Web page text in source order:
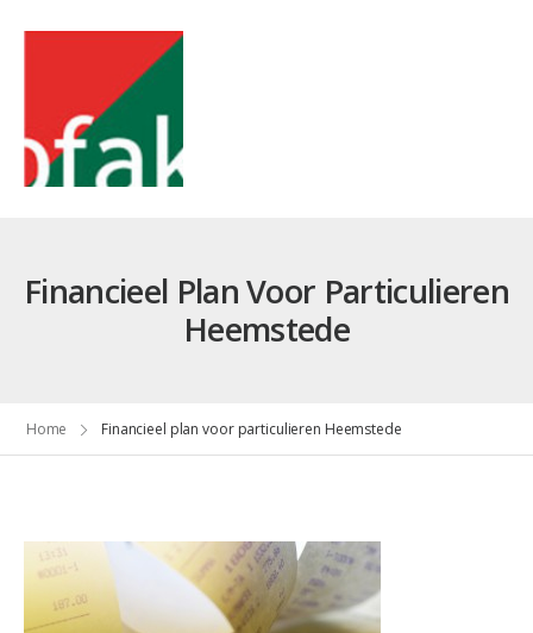
Financieel Plan Voor Particulieren
Heemstede
Home Financieel plan voor particulieren Heemstede